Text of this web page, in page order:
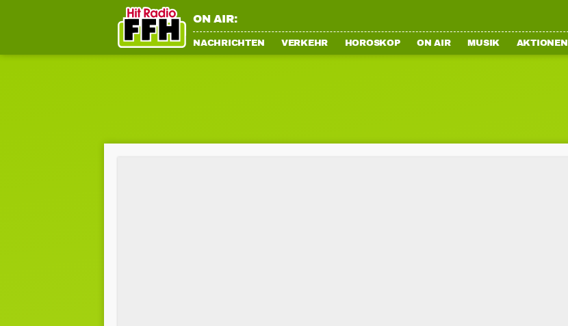
ON AIR:
NACHRICHTEN VERKEHR HOROSKOP ON AIR MUSIK AKTIONEN